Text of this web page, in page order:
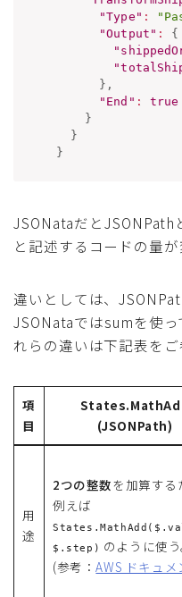
"Type" :
"Output" :
{
} ,
"End" :
true
}
}
}
JSONataだとJSONPath
と記述するコードの量が
違いとしては、
JSONataではsumを使
れらの違いは下記表をご
項
目
(JSONPath)
用
途
2つの整数を加算する
例えば
$.step) のように使う
(参考：AWS ドキュメ